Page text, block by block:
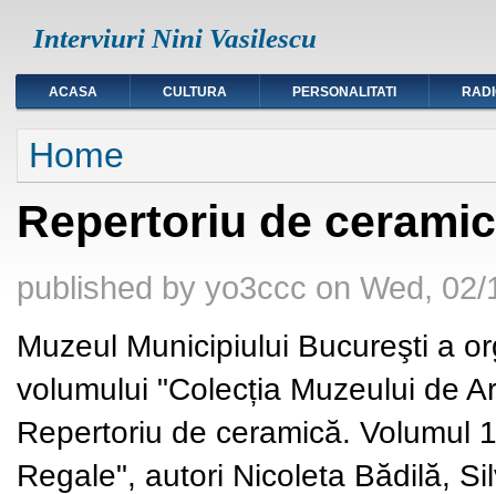
Interviuri Nini Vasilescu
ACASA CULTURA PERSONALITATI
You are here
Home
Repertoriu de
published by yo3ccc on Wed,
Muzeul Municipiului Bucureşti a
volumului "Colecția Muzeului de
Repertoriu de ceramică. Volumul
Regale", autori Nicoleta Bădilă,